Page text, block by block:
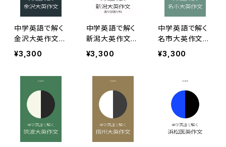
中学英語で解く
金沢大英作文［2
022年度版］
¥3,300
中学英語で解く
新潟大英作文［2
022年度版］
¥3,300
中学英語で解く
名市大英作文［2
022年度版］
¥3,300